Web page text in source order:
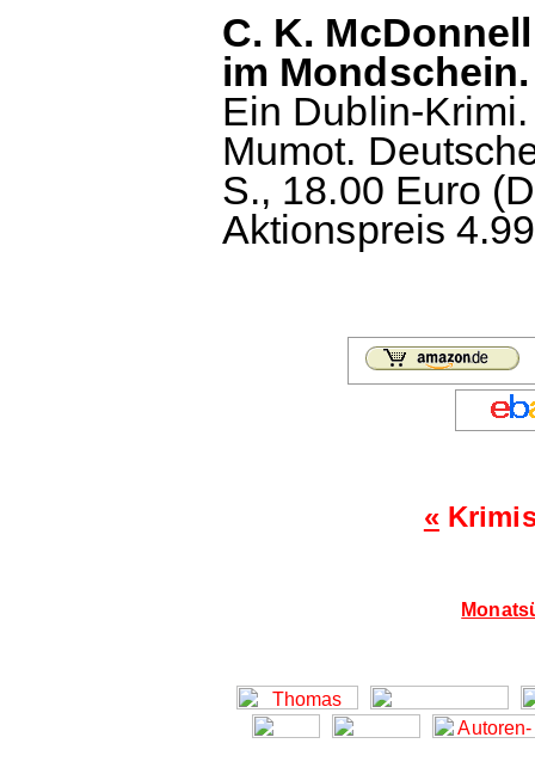
C. K.
im Mondschein.
Ein Dublin-
Mumot.
S., 18.00 Euro
Aktionspreis
«